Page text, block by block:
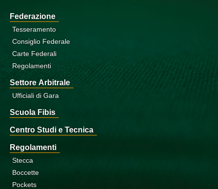
Federazione
Tesseramento
Consiglio Federale
Carte Federali
Regolamenti
Settore Arbitrale
Ufficiali di Gara
Scuola Fibis
Centro Studi e Tecnica
Regolamenti
Stecca
Boccette
Pockets